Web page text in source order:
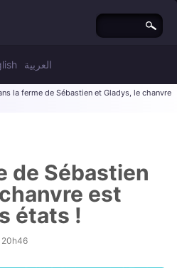
العربية
la ferme de Sébastien et Gladys, le chanvre
de Sébastien
est
états !
20h46